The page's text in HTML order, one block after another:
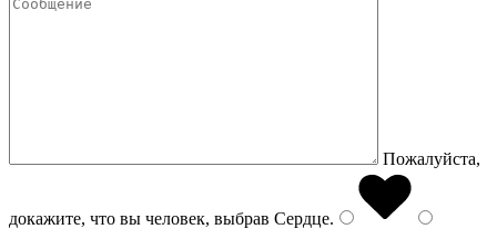
Пожалуйста,
докажите, что вы человек, выбрав Сердце.